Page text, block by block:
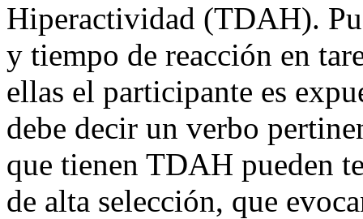
Hiperactividad (TDAH).
y tiempo de reacción en
ellas el participante es
debe decir un verbo
que tienen TDAH pueden
de alta selección, que